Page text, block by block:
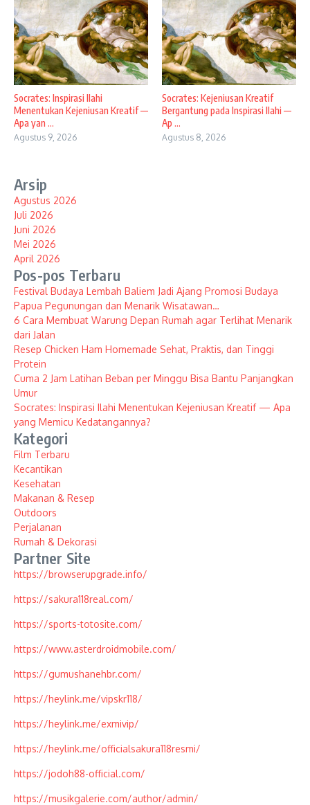
Socrates: Inspirasi Ilahi
Menentukan Kejeniusan Kreatif —
Apa yan ...
Agustus 9, 2026
Socrates: Kejeniusan Kreatif
Bergantung pada Inspirasi Ilahi —
Ap ...
Agustus 8, 2026
Arsip
Agustus 2026
Juli 2026
Juni 2026
Mei 2026
April 2026
Pos-pos Terbaru
Festival Budaya Lembah Baliem Jadi Ajang Promosi Budaya
Papua Pegunungan dan Menarik Wisatawan…
6 Cara Membuat Warung Depan Rumah agar Terlihat Menarik
dari Jalan
Resep Chicken Ham Homemade Sehat, Praktis, dan Tinggi
Protein
Cuma 2 Jam Latihan Beban per Minggu Bisa Bantu Panjangkan
Umur
Socrates: Inspirasi Ilahi Menentukan Kejeniusan Kreatif — Apa
yang Memicu Kedatangannya?
Kategori
Film Terbaru
Kecantikan
Kesehatan
Makanan & Resep
Outdoors
Perjalanan
Rumah & Dekorasi
Partner Site
https://browserupgrade.info/
https://sakura118real.com/
https://sports-totosite.com/
https://www.asterdroidmobile.com/
https://gumushanehbr.com/
https://heylink.me/vipskr118/
https://heylink.me/exmivip/
https://heylink.me/officialsakura118resmi/
https://jodoh88-official.com/
https://musikgalerie.com/author/admin/